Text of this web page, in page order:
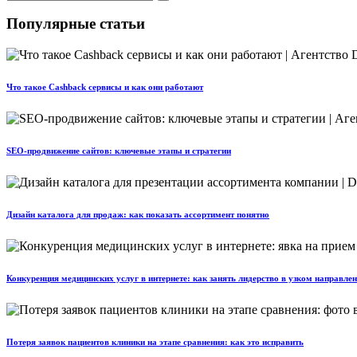
Популярные статьи
Что такое Cashback сервисы и как они работают
SEO-продвижение сайтов: ключевые этапы и стратегии
Дизайн каталога для продаж: как показать ассортимент понятно
Конкуренция медицинских услуг в интернете: как занять лидерство в узком
Потеря заявок пациентов клиники на этапе сравнения: как это исправить